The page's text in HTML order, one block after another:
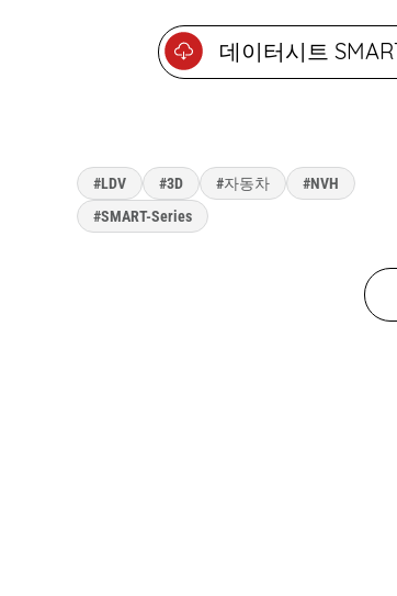
데이터시트
#LDV #3D #자동차
#NVH
#SMART-Series